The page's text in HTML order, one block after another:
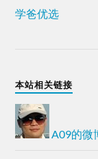
学爸优选
本站相关链接
A09的微